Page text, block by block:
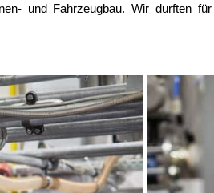
und Fahrzeugbau. Wir durften